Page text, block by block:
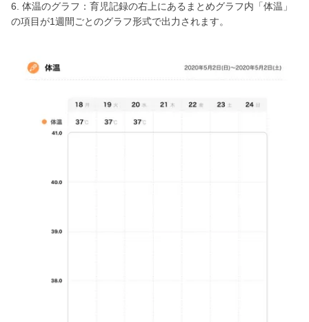
6. 体温のグラフ：育児記録の右上にあるまとめグラフ内「体温」
の項目が1週間ごとのグラフ形式で出力されます。